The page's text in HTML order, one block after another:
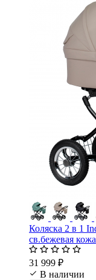
Коляска 2 в 1
св.бежевая кожа
31 999 ₽
В наличии